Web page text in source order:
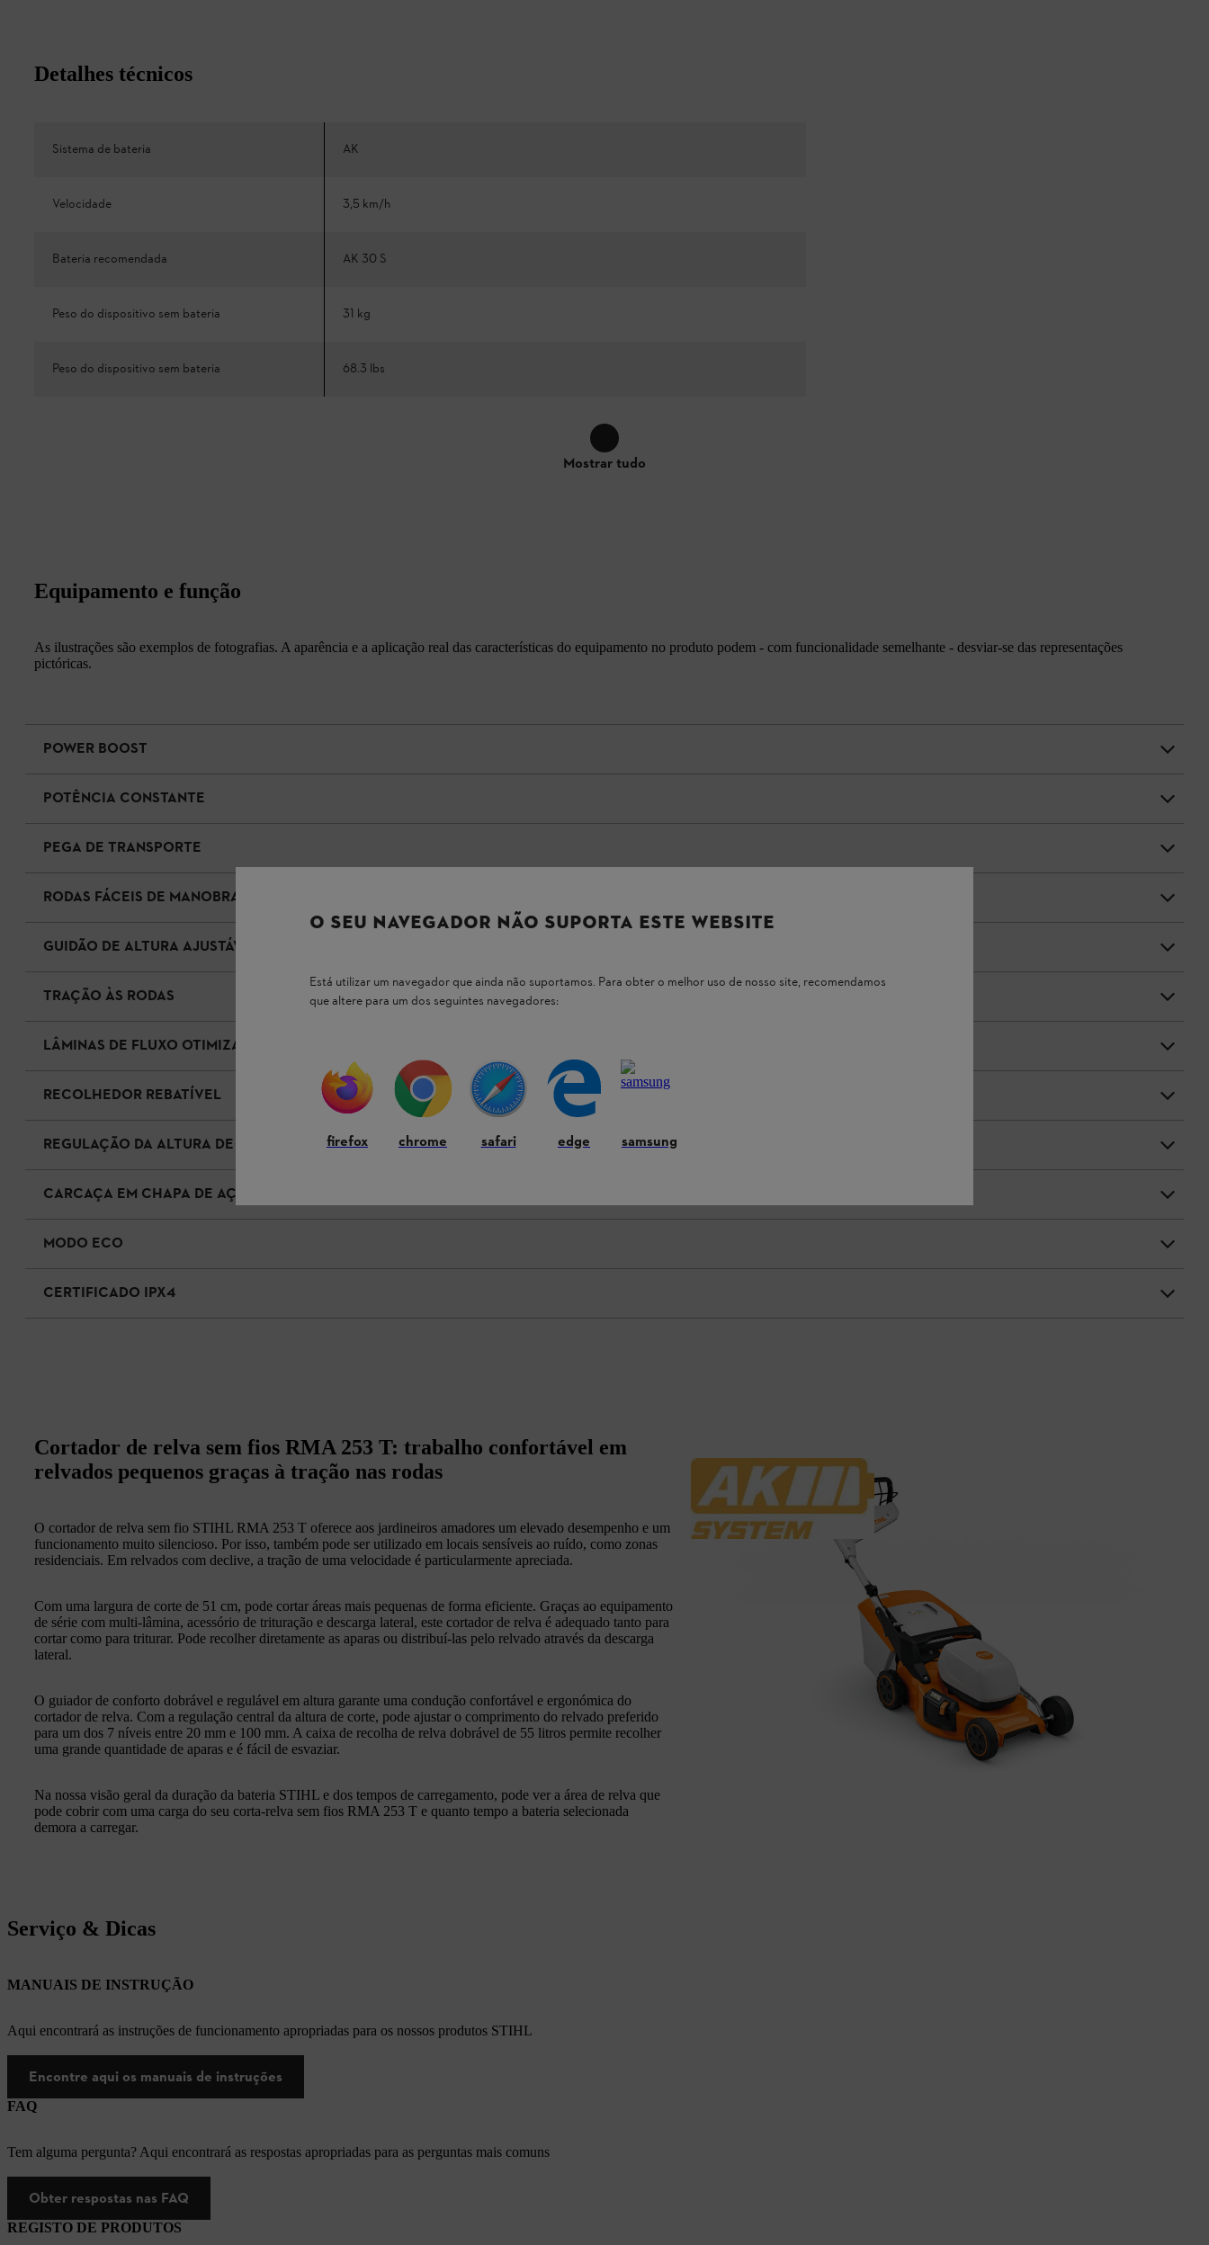
Detalhes técnicos
Sistema de bateria AK
Velocidade 3,5 km/h
Bateria recomendada AK 30 S
Peso do dispositivo sem bateria 31 kg
Peso do dispositivo sem bateria 68.3 lbs
Mostrar tudo
Equipamento e função
As ilustrações são exemplos de fotografias. A aparência e a aplicação real das características do equipamento no produto podem - com funcionalidade semelhante - desviar-se das representações
pictóricas.
POWER BOOST
POTÊNCIA CONSTANTE
PEGA DE TRANSPORTE
RODAS FÁCEIS DE MANOBRAR
GUIDÃO DE ALTURA AJUSTÁVEL
TRAÇÃO ÀS RODAS
LÂMINAS DE FLUXO OTIMIZADO
RECOLHEDOR REBATÍVEL
REGULAÇÃO DA ALTURA DE CORTE
CARCAÇA EM CHAPA DE AÇO
MODO ECO
CERTIFICADO IPX4
Cortador de relva sem fios RMA 253 T: trabalho confortável em
relvados pequenos graças à tração nas rodas
O cortador de relva sem fio STIHL RMA 253 T oferece aos jardineiros amadores um elevado desempenho e um
funcionamento muito silencioso. Por isso, também pode ser utilizado em locais sensíveis ao ruído, como zonas
residenciais. Em relvados com declive, a tração de uma velocidade é particularmente apreciada.
Com uma largura de corte de 51 cm, pode cortar áreas mais pequenas de forma eficiente. Graças ao equipamento
de série com multi-lâmina, acessório de trituração e descarga lateral, este cortador de relva é adequado tanto para
cortar como para triturar. Pode recolher diretamente as aparas ou distribuí-las pelo relvado através da descarga
lateral.
O guiador de conforto dobrável e regulável em altura garante uma condução confortável e ergonómica do
cortador de relva. Com a regulação central da altura de corte, pode ajustar o comprimento do relvado preferido
para um dos 7 níveis entre 20 mm e 100 mm. A caixa de recolha de relva dobrável de 55 litros permite recolher
uma grande quantidade de aparas e é fácil de esvaziar.
Na nossa visão geral da duração da bateria STIHL e dos tempos de carregamento, pode ver a área de relva que
pode cobrir com uma carga do seu corta-relva sem fios RMA 253 T e quanto tempo a bateria selecionada
demora a carregar.
Serviço & Dicas
MANUAIS DE INSTRUÇÃO
Aqui encontrará as instruções de funcionamento apropriadas para os nossos produtos STIHL
Encontre aqui os manuais de instruções
FAQ
Tem alguma pergunta? Aqui encontrará as respostas apropriadas para as perguntas mais comuns
Obter respostas nas FAQ
REGISTO DE PRODUTOS
O SEU NAVEGADOR NÃO SUPORTA ESTE WEBSITE
Está utilizar um navegador que ainda não suportamos. Para obter o melhor uso de nosso site, recomendamos
que altere para um dos seguintes navegadores:
firefox chrome safari edge samsung